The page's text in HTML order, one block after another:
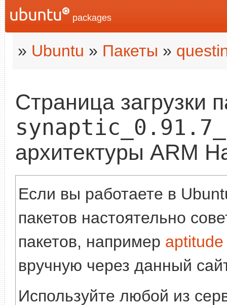
packages
» Ubuntu » Пакеты »
Страница загрузки
архитектуры ARM
Если вы работаете в
пакетов настоятельно
пакетов, например aptitude
вручную через данный
Используйте любой из